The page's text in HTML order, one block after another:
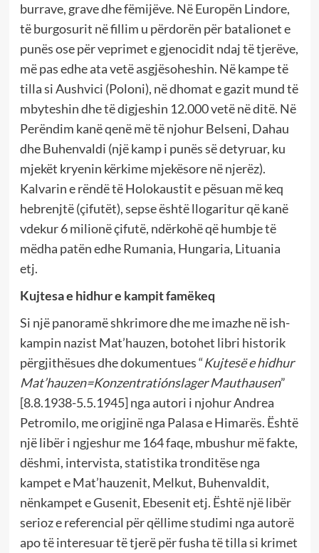
burrave, grave dhe fëmijëve. Në Europën Lindore,
të burgosurit në fillim u përdorën për batalionet e
punës ose për veprimet e gjenocidit ndaj të tjerëve,
më pas edhe ata vetë asgjësoheshin. Në kampe të
tilla si Aushvici (Poloni), në dhomat e gazit mund të
mbyteshin dhe të digjeshin 12.000 vetë në ditë. Në
Perëndim kanë qenë më të njohur Belseni, Dahau
dhe Buhenvaldi (një kamp i punës së detyruar, ku
mjekët kryenin kërkime mjekësore në njerëz).
Kalvarin e rëndë të Holokaustit e pësuan më keq
hebrenjtë (çifutët), sepse është llogaritur që kanë
vdekur 6 milionë çifutë, ndërkohë që humbje të
mëdha patën edhe Rumania, Hungaria, Lituania
etj.
Kujtesa e hidhur e kampit famëkeq
Si një panoramë shkrimore dhe me imazhe në ish-
kampin nazist Mat’hauzen, botohet libri historik
përgjithësues dhe dokumentues “Kujtesë e hidhur
Mat’hauzen=Konzentratiónslager Mauthausen”
[8.8.1938-5.5.1945] nga autori i njohur Andrea
Petromilo, me origjinë nga Palasa e Himarës. Është
një libër i ngjeshur me 164 faqe, mbushur më fakte,
dëshmi, intervista, statistika tronditëse nga
kampet e Mat’hauzenit, Melkut, Buhenvaldit,
nënkampet e Gusenit, Ebesenit etj. Është një libër
serioz e referencial për qëllime studimi nga autorë
apo të interesuar të tjerë për fusha të tilla si krimet